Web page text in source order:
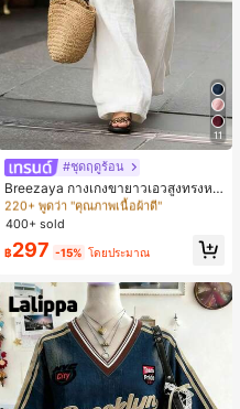
11
#ชุดฤดูร้อน
Breezaya กางเกงขายาวเอวสูงทรงหล
วมขาบานสำหรับผู้หญิง สีขาวเรียบหรูส
ไตล์ชิค เหมาะสำหรับใส่เที่ยวทะเล วันห
ยโอกาสในชีวิตประจำวัน
#1 ขายดี ใน ขากว้าง กางเกงผู้หญิง
220+ พูดว่า "คุณภาพเนื้อผ้าดี"
#1 ขายดี ใน ขากว้าง กางเกงผู้หญิง
220+ พูดว่า "คุณภาพเนื้อผ้าดี"
#1 ขายดี ใน ขากว้าง กางเกงผู้หญิง
220+ พูดว่า "คุณภาพเนื้อผ้าดี"
#1 ขายดี
ใน ขากว้าง กางเกงผู้หญิง
400+ sold
฿297 -15% โดยประมาณ